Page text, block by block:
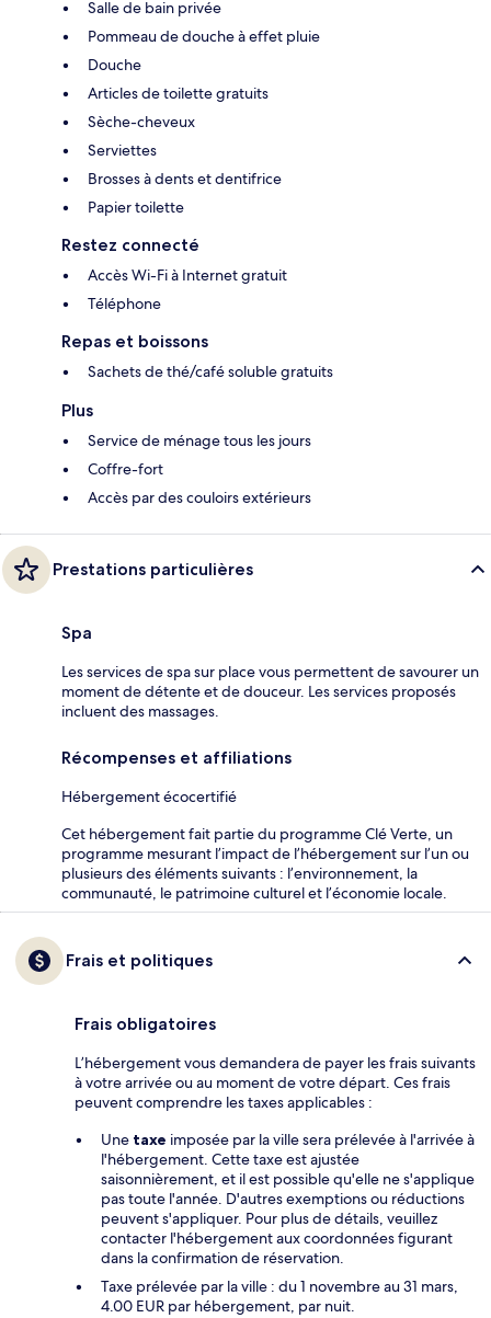
Salle de bain privée
Pommeau de douche à effet pluie
Douche
Articles de toilette gratuits
Sèche-cheveux
Serviettes
Brosses à dents et dentifrice
Papier toilette
Restez connecté
Accès Wi-Fi à Internet gratuit
Téléphone
Repas et boissons
Sachets de thé/café soluble gratuits
Plus
Service de ménage tous les jours
Coffre-fort
Accès par des couloirs extérieurs
Prestations particulières
Spa
Les services de spa sur place vous permettent de savourer un
moment de détente et de douceur. Les services proposés
incluent des massages.
Récompenses et affiliations
Hébergement écocertifié
Cet hébergement fait partie du programme Clé Verte, un
programme mesurant l’impact de l’hébergement sur l’un ou
plusieurs des éléments suivants : l’environnement, la
communauté, le patrimoine culturel et l’économie locale.
Frais et politiques
Frais obligatoires
L’hébergement vous demandera de payer les frais suivants
à votre arrivée ou au moment de votre départ. Ces frais
peuvent comprendre les taxes applicables :
Une taxe imposée par la ville sera prélevée à l'arrivée à
l'hébergement. Cette taxe est ajustée
saisonnièrement, et il est possible qu'elle ne s'applique
pas toute l'année. D'autres exemptions ou réductions
peuvent s'appliquer. Pour plus de détails, veuillez
contacter l'hébergement aux coordonnées figurant
dans la confirmation de réservation.
Taxe prélevée par la ville : du 1 novembre au 31 mars,
4.00 EUR par hébergement, par nuit.